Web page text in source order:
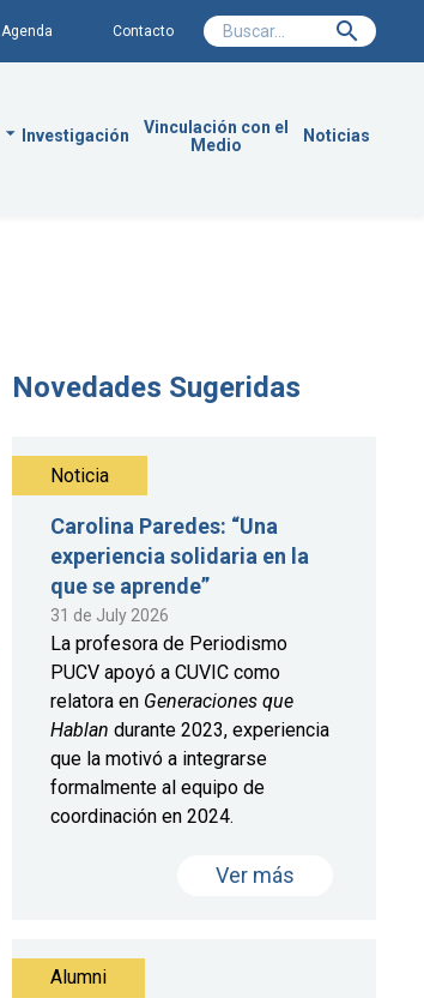
Agenda Contacto
Investigación
Vinculación con el
Medio
Noticias
Novedades Sugeridas
Noticia
Carolina Paredes: “Una
experiencia solidaria en la
que se aprende”
31 de July 2026
La profesora de Periodismo
PUCV apoyó a CUVIC como
relatora en Generaciones que
Hablan durante 2023, experiencia
que la motivó a integrarse
formalmente al equipo de
coordinación en 2024.
Ver más
Alumni